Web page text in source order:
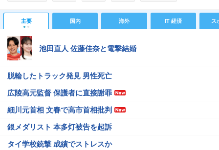
#グラン
#子役 #ショートカット
#翻訳
#セーラームーン
#長寿 #家族
主要 国内 海外 IT 経済 ス
池田直人 佐藤佳奈と電撃結婚
脱輪したトラック発見 男性死亡
広陵高元監督 保護者に直接謝罪
細川元首相 文春で高市首相批判
銀メダリスト 本多灯被告を起訴
タイ学校銃撃 成績でストレスか